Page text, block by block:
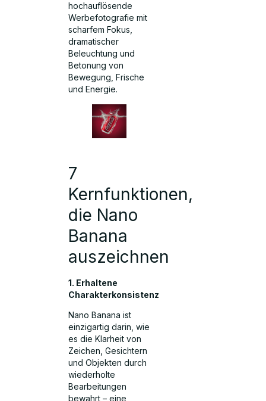
hochauflösende
Werbefotografie mit
scharfem Fokus,
dramatischer
Beleuchtung und
Betonung von
Bewegung, Frische
und Energie.
7
Kernfunktionen,
die Nano
Banana
auszeichnen
1. Erhaltene
Charakterkonsistenz
Nano Banana ist
einzigartig darin, wie
es die Klarheit von
Zeichen, Gesichtern
und Objekten durch
wiederholte
Bearbeitungen
bewahrt – eine